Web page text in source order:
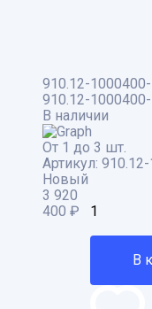
910.12-
910.12-
В наличии
От 1 до 3 шт.
Артикул:
Новый
3 920
400 ₽
В